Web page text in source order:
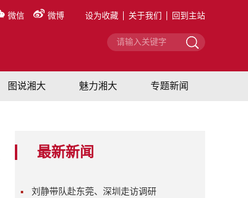
微信 微博 设为收藏 关于我们 回到主站
图说湘大 魅力湘大 专题新闻
最新新闻
刘静带队赴东莞、深圳走访调研